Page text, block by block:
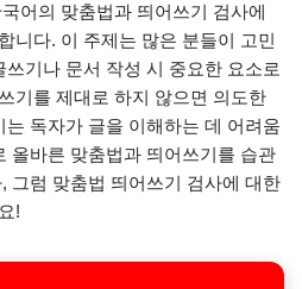
어의 맞춤법과 띄어쓰기 검사에
니다. 이 주제는 많은 분들이 고민
기나 문서 작성 시 중요한 요소로
기를 제대로 하지 않으면 의도한
독자가 글을 이해하는 데 어려움
올바른 맞춤법과 띄어쓰기를 습관
그럼 맞춤법 띄어쓰기 검사에 대한
!